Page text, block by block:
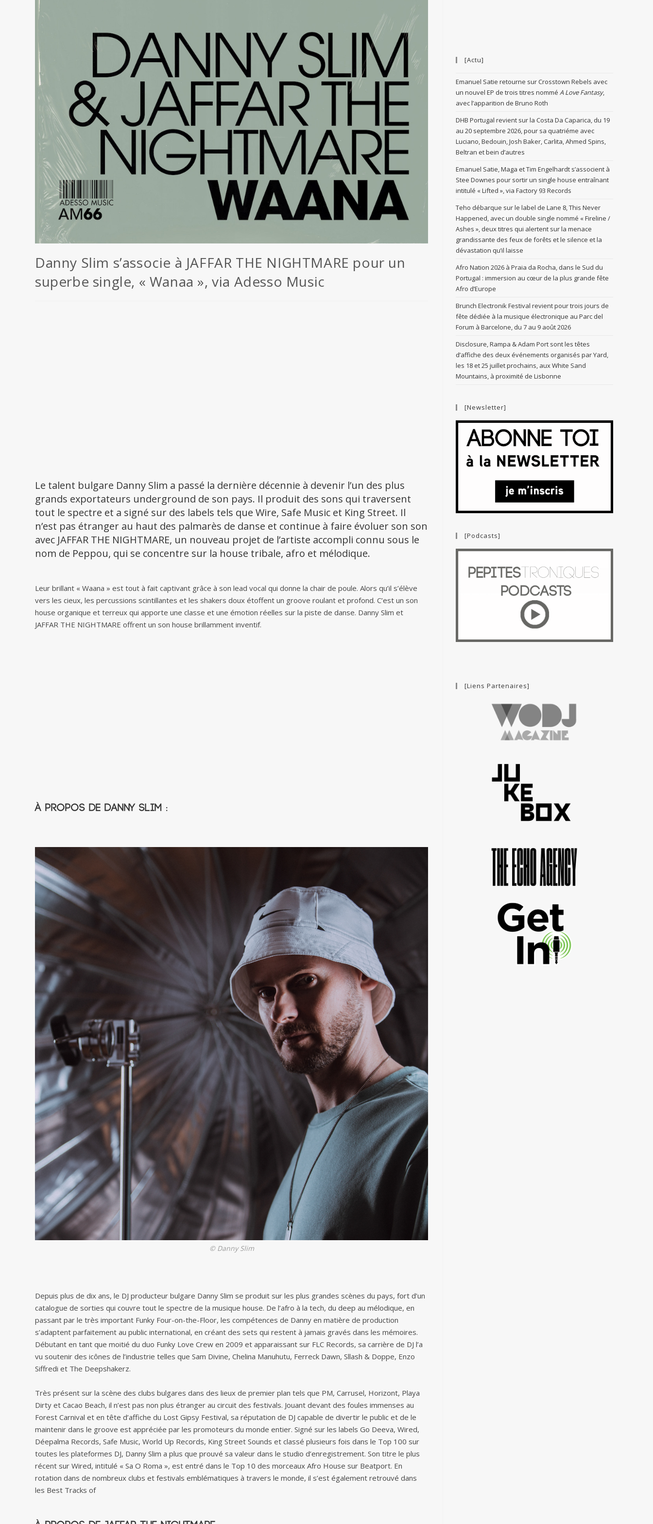
Danny Slim s’associe à JAFFAR THE NIGHTMARE pour un
superbe single, « Wanaa », via Adesso Music
Le talent bulgare Danny Slim a passé la dernière décennie à devenir l’un des plus
grands exportateurs underground de son pays. Il produit des sons qui traversent
tout le spectre et a signé sur des labels tels que Wire, Safe Music et King Street. Il
n’est pas étranger au haut des palmarès de danse et continue à faire évoluer son son
avec JAFFAR THE NIGHTMARE, un nouveau projet de l’artiste accompli connu sous le
nom de Peppou, qui se concentre sur la house tribale, afro et mélodique.
Leur brillant « Waana » est tout à fait captivant grâce à son lead vocal qui donne la chair de poule. Alors qu’il s’élève
vers les cieux, les percussions scintillantes et les shakers doux étoffent un groove roulant et profond. C’est un son
house organique et terreux qui apporte une classe et une émotion réelles sur la piste de danse. Danny Slim et
JAFFAR THE NIGHTMARE offrent un son house brillamment inventif.
À propos de Danny Slim :
© Danny Slim
Depuis plus de dix ans, le DJ producteur bulgare Danny Slim se produit sur les plus grandes scènes du pays, fort d’un
catalogue de sorties qui couvre tout le spectre de la musique house. De l’afro à la tech, du deep au mélodique, en
passant par le très important Funky Four-on-the-Floor, les compétences de Danny en matière de production
s’adaptent parfaitement au public international, en créant des sets qui restent à jamais gravés dans les mémoires.
Débutant en tant que moitié du duo Funky Love Crew en 2009 et apparaissant sur FLC Records, sa carrière de DJ l’a
vu soutenir des icônes de l’industrie telles que Sam Divine, Chelina Manuhutu, Ferreck Dawn, Sllash & Doppe, Enzo
Siffredi et The Deepshakerz.
Très présent sur la scène des clubs bulgares dans des lieux de premier plan tels que PM, Carrusel, Horizont, Playa
Dirty et Cacao Beach, il n’est pas non plus étranger au circuit des festivals. Jouant devant des foules immenses au
Forest Carnival et en tête d’affiche du Lost Gipsy Festival, sa réputation de DJ capable de divertir le public et de le
maintenir dans le groove est appréciée par les promoteurs du monde entier. Signé sur les labels Go Deeva, Wired,
Déepalma Records, Safe Music, World Up Records, King Street Sounds et classé plusieurs fois dans le Top 100 sur
toutes les plateformes DJ, Danny Slim a plus que prouvé sa valeur dans le studio d’enregistrement. Son titre le plus
récent sur Wired, intitulé « Sa O Roma », est entré dans le Top 10 des morceaux Afro House sur Beatport. En
rotation dans de nombreux clubs et festivals emblématiques à travers le monde, il s’est également retrouvé dans
les Best Tracks of
[Actu]
Emanuel Satie retourne sur Crosstown Rebels avec
un nouvel EP de trois titres nommé A Love Fantasy,
avec l’apparition de Bruno Roth
DHB Portugal revient sur la Costa Da Caparica, du 19
au 20 septembre 2026, pour sa quatriéme avec
Luciano, Bedouin, Josh Baker, Carlita, Ahmed Spins,
Beltran et bein d’autres
Emanuel Satie, Maga et Tim Engelhardt s’associent à
Stee Downes pour sortir un single house entraînant
intitulé « Lifted », via Factory 93 Records
Teho débarque sur le label de Lane 8, This Never
Happened, avec un double single nommé « Fireline /
Ashes », deux titres qui alertent sur la menace
grandissante des feux de forêts et le silence et la
dévastation qu’il laisse
Afro Nation 2026 à Praia da Rocha, dans le Sud du
Portugal : immersion au cœur de la plus grande fête
Afro d’Europe
Brunch Electronik Festival revient pour trois jours de
fête dédiée à la musique électronique au Parc del
Forum à Barcelone, du 7 au 9 août 2026
Disclosure, Rampa & Adam Port sont les têtes
d’affiche des deux événements organisés par Yard,
les 18 et 25 juillet prochains, aux White Sand
Mountains, à proximité de Lisbonne
[Newsletter]
[Podcasts]
[Liens Partenaires]